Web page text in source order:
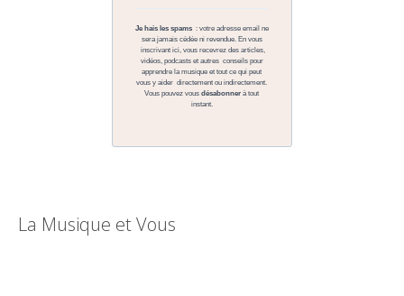
La Musique et Vous